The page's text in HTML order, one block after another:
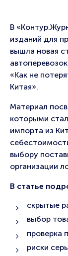
В
изданий для
вышла новая
«Как не
Китая».
Материал
которыми
импорта из
выбору
организации
В статье
скрытые
выбор
проверка
риски